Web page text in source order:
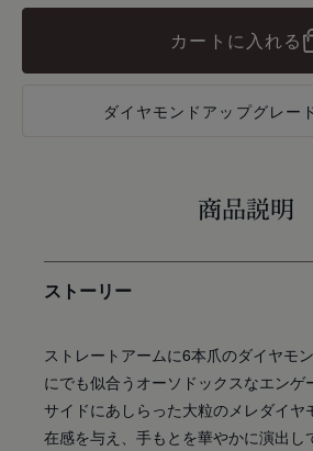
カートに入れる
ダイヤモンドアップグレー
商品説明
ストーリー
ストレートアームに6本爪のダイヤモ
にでも似合うオーソドックスなエンゲ
サイドにあしらった大粒のメレダイヤ
在感を与え、手もとを華やかに演出し